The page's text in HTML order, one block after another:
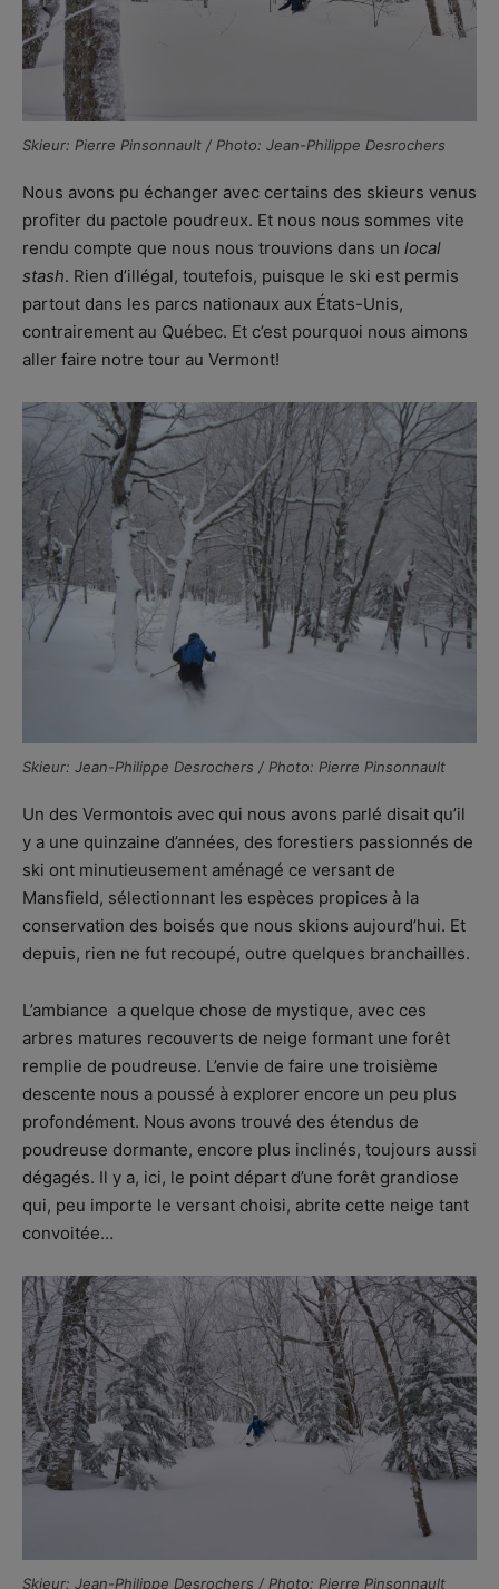
Skieur: Pierre Pinsonnault / Photo: Jean-Philippe Desrochers
Nous avons pu échanger avec certains des skieurs venus
profiter du pactole poudreux. Et nous nous sommes vite
rendu compte que nous nous trouvions dans un local
stash. Rien d’illégal, toutefois, puisque le ski est permis
partout dans les parcs nationaux aux États-Unis,
contrairement au Québec. Et c’est pourquoi nous aimons
aller faire notre tour au Vermont!
Skieur: Jean-Philippe Desrochers / Photo: Pierre Pinsonnault
Un des Vermontois avec qui nous avons parlé disait qu’il
y a une quinzaine d’années, des forestiers passionnés de
ski ont minutieusement aménagé ce versant de
Mansfield, sélectionnant les espèces propices à la
conservation des boisés que nous skions aujourd’hui. Et
depuis, rien ne fut recoupé, outre quelques branchailles.
L’ambiance a quelque chose de mystique, avec ces
arbres matures recouverts de neige formant une forêt
remplie de poudreuse. L’envie de faire une troisième
descente nous a poussé à explorer encore un peu plus
profondément. Nous avons trouvé des étendus de
poudreuse dormante, encore plus inclinés, toujours aussi
dégagés. Il y a, ici, le point départ d’une forêt grandiose
qui, peu importe le versant choisi, abrite cette neige tant
convoitée…
Skieur: Jean-Philippe Desrochers / Photo: Pierre Pinsonnault